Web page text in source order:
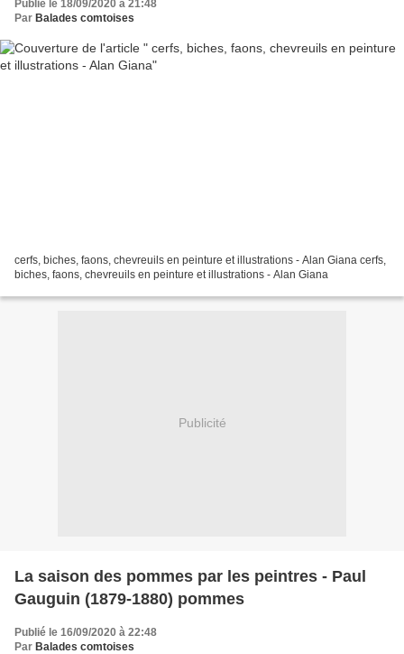
Publié le 18/09/2020 à 21:48
Par Balades comtoises
cerfs, biches, faons, chevreuils en peinture et illustrations - Alan Giana cerfs,
biches, faons, chevreuils en peinture et illustrations - Alan Giana
Publicité
La saison des pommes par les peintres - Paul
Gauguin (1879-1880) pommes
Publié le 16/09/2020 à 22:48
Par Balades comtoises